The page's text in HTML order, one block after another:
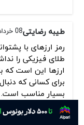
طیبه رضایتی08 خرداد 1404 - 16:37
رمز ارزهای با
طلای فیزیکی را
ارزها این است که
برای کسانی که
بسیار مناسب است.
معرفی این رمز
برای خرید این رمز